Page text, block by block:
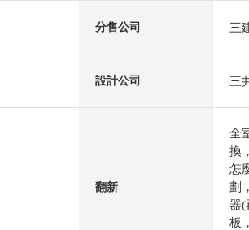
分售公司 三
設計公司 三
翻新
全
換
怎
劃
器(
板